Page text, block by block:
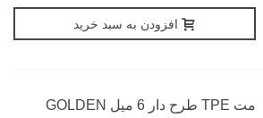
افزودن به سبد خرید
مت TPE طرح دار 6 میل GOLDEN